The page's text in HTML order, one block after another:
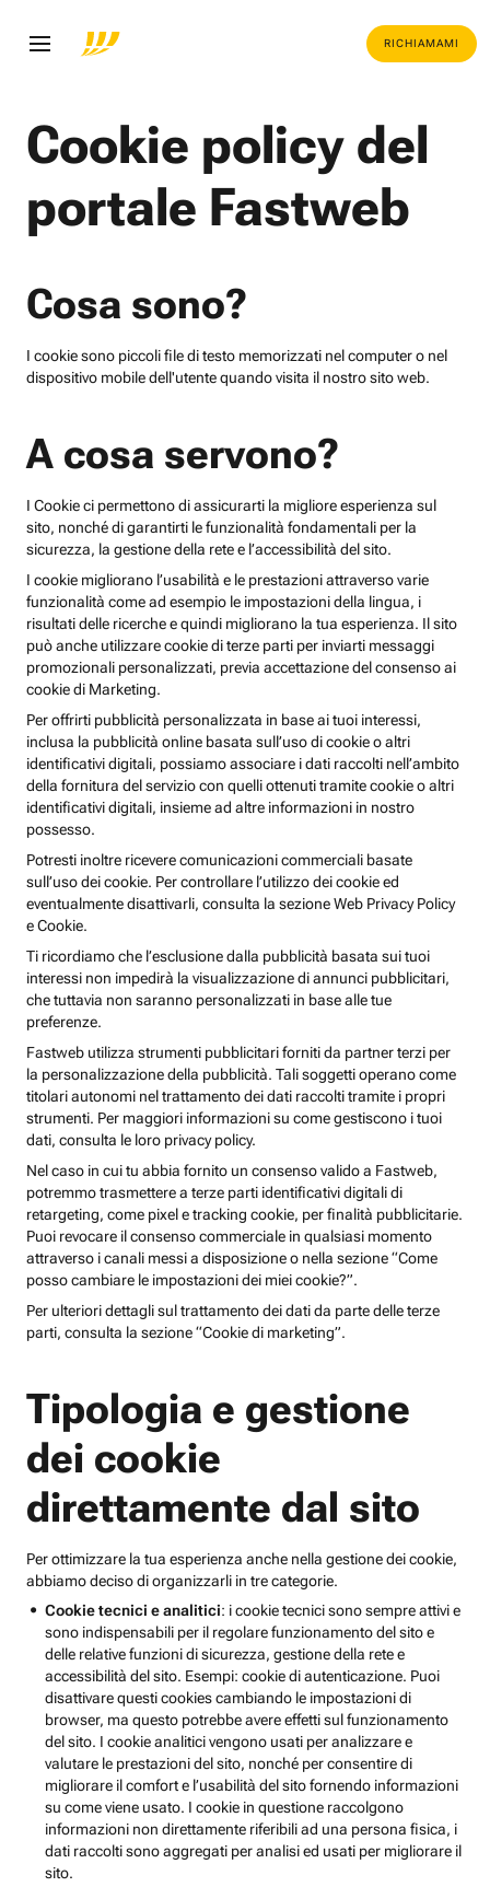
RICHIAMAMI
Cookie policy del
portale Fastweb
Cosa sono?
I cookie sono piccoli file di testo memorizzati nel computer o nel
dispositivo mobile dell'utente quando visita il nostro sito web.
A cosa servono?
I Cookie ci permettono di assicurarti la migliore esperienza sul
sito, nonché di garantirti le funzionalità fondamentali per la
sicurezza, la gestione della rete e l’accessibilità del sito.
I cookie migliorano l’usabilità e le prestazioni attraverso varie
funzionalità come ad esempio le impostazioni della lingua, i
risultati delle ricerche e quindi migliorano la tua esperienza. Il sito
può anche utilizzare cookie di terze parti per inviarti messaggi
promozionali personalizzati, previa accettazione del consenso ai
cookie di Marketing.
Per offrirti pubblicità personalizzata in base ai tuoi interessi,
inclusa la pubblicità online basata sull’uso di cookie o altri
identificativi digitali, possiamo associare i dati raccolti nell’ambito
della fornitura del servizio con quelli ottenuti tramite cookie o altri
identificativi digitali, insieme ad altre informazioni in nostro
possesso.
Potresti inoltre ricevere comunicazioni commerciali basate
sull’uso dei cookie. Per controllare l’utilizzo dei cookie ed
eventualmente disattivarli, consulta la sezione Web Privacy Policy
e Cookie.
Ti ricordiamo che l’esclusione dalla pubblicità basata sui tuoi
interessi non impedirà la visualizzazione di annunci pubblicitari,
che tuttavia non saranno personalizzati in base alle tue
preferenze.
Fastweb utilizza strumenti pubblicitari forniti da partner terzi per
la personalizzazione della pubblicità. Tali soggetti operano come
titolari autonomi nel trattamento dei dati raccolti tramite i propri
strumenti. Per maggiori informazioni su come gestiscono i tuoi
dati, consulta le loro privacy policy.
Nel caso in cui tu abbia fornito un consenso valido a Fastweb,
potremmo trasmettere a terze parti identificativi digitali di
retargeting, come pixel e tracking cookie, per finalità pubblicitarie.
Puoi revocare il consenso commerciale in qualsiasi momento
attraverso i canali messi a disposizione o nella sezione “Come
posso cambiare le impostazioni dei miei cookie?”.
Per ulteriori dettagli sul trattamento dei dati da parte delle terze
parti, consulta la sezione “Cookie di marketing”.
Tipologia e gestione
dei cookie
direttamente dal sito
Per ottimizzare la tua esperienza anche nella gestione dei cookie,
abbiamo deciso di organizzarli in tre categorie.
Cookie tecnici e analitici: i cookie tecnici sono sempre attivi e
sono indispensabili per il regolare funzionamento del sito e
delle relative funzioni di sicurezza, gestione della rete e
accessibilità del sito. Esempi: cookie di autenticazione. Puoi
disattivare questi cookies cambiando le impostazioni di
browser, ma questo potrebbe avere effetti sul funzionamento
del sito. I cookie analitici vengono usati per analizzare e
valutare le prestazioni del sito, nonché per consentire di
migliorare il comfort e l’usabilità del sito fornendo informazioni
su come viene usato. I cookie in questione raccolgono
informazioni non direttamente riferibili ad una persona fisica, i
dati raccolti sono aggregati per analisi ed usati per migliorare il
sito.